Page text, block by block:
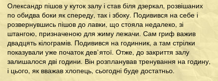
Олександр пішов у куток залу і став біля дзеркал, розвішаних
по обидва боки як спереду, так і збоку. Подивився на себе і
розвернувшись пішов до лавки, що стояла недалеко, зі
штангою, призначеною для жиму лежачи. Сам гриф важив
двадцять кілограмів. Подивився на годинник, а там стрілки
показували уже початок дев’ятої. Отже, до закриття залу
залишалося дві години. Він розпланував тренування на годину,
і цього, як вважав хлопець, сьогодні буде достатньо.